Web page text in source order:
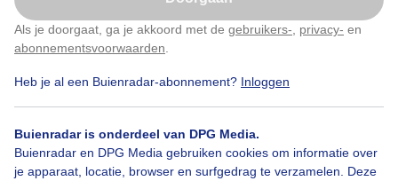
Als je doorgaat, ga je akkoord met de gebruikers- privacy- en
abonnementsvoorwaarden
Heb je al een Buienradar-abonnement? Inloggen
Buienradar is onderdeel van DPG Media.
Buienradar en DPG Media gebruiken cookies om informatie over
je apparaat, locatie, browser en surfgedrag te verzamelen. Deze
Zonsopkomst
Klik hierom dit aan te passen